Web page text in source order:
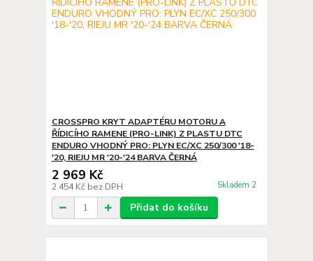
CROSSPRO KRYT ADAPTÉRU MOTORU A
ŘÍDICÍHO RAMENE (PRO-LINK) Z PLASTU DTC
ENDURO VHODNÝ PRO: PLYN EC/XC 250/300 '18-
'20, RIEJU MR '20-'24 BARVA ČERNÁ
2 969 Kč
2 454 Kč bez DPH Skladem 2
Přidat do košíku